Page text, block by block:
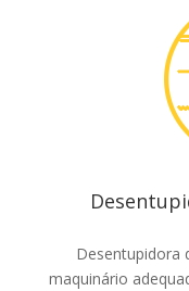
Desentupidora
maquinário